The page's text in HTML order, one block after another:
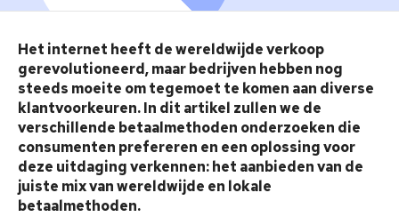
Het internet heeft de wereldwijde verkoop
gerevolutioneerd, maar bedrijven hebben nog
steeds moeite om tegemoet te komen aan diverse
klantvoorkeuren. In dit artikel zullen we de
verschillende betaalmethoden onderzoeken die
consumenten prefereren en een oplossing voor
deze uitdaging verkennen: het aanbieden van de
juiste mix van wereldwijde en lokale
betaalmethoden.